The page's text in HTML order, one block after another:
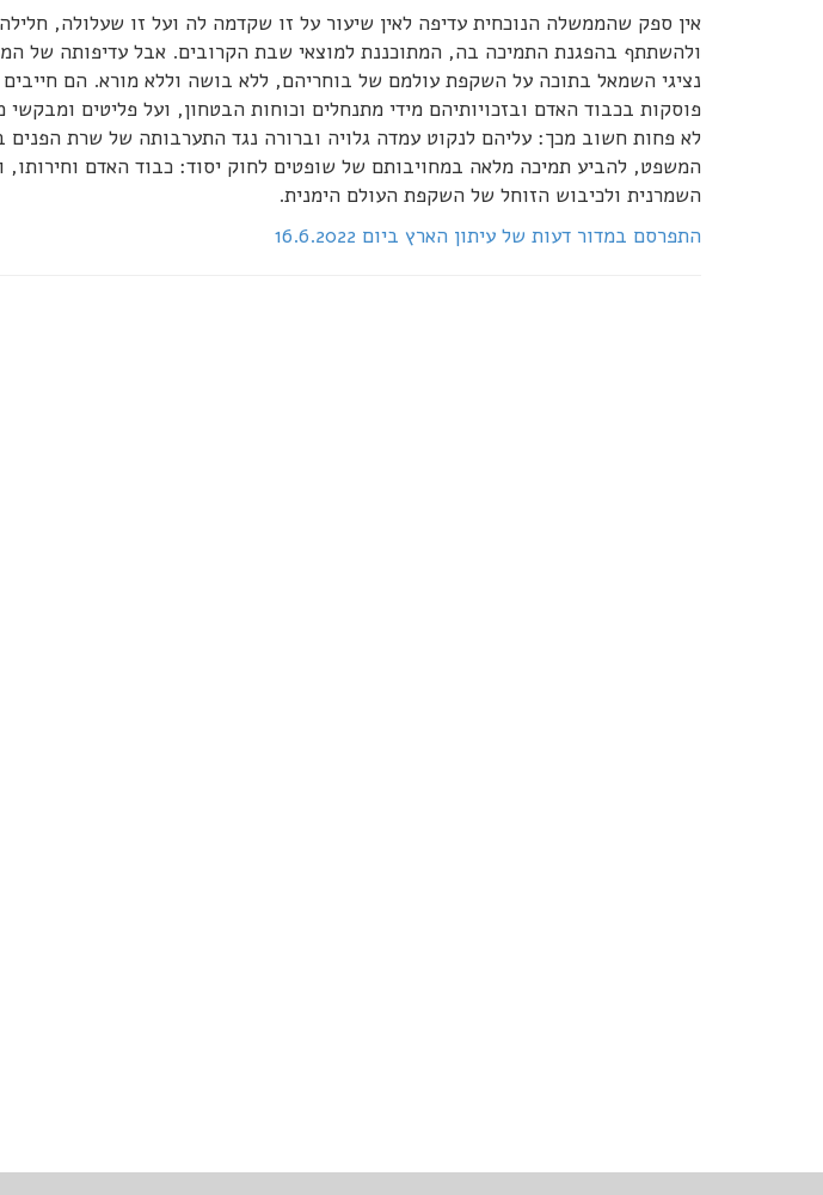
אין ספק שהממשלה הנוכחית עדיפה לאין שיעור על זו שקדמה לה ועל זו שעלולה,
ולהשתתף בהפגנת התמיכה בה, המתוכננת למוצאי שבת הקרובים. אבל עדיפותה של
נציגי השמאל בתוכה על השקפת עולמם של בוחריהם, ללא בושה וללא מורא. הם חייבים
פוסקות בכבוד האדם ובזכויותיהם מידי מתנחלים וכוחות הבטחון, ועל פליטים
לא פחות חשוב מכך: עליהם לנקוט עמדה גלויה וברורה נגד התערבותה של שרת
המשפט, להביע תמיכה מלאה במחויבותם של שופטים לחוק יסוד: כבוד האדם וחירותו,
השמרנית ולכיבוש הזוחל של השקפת העולם הימנית.
התפרסם במדור דעות של עיתון הארץ ביום 16.6.2022